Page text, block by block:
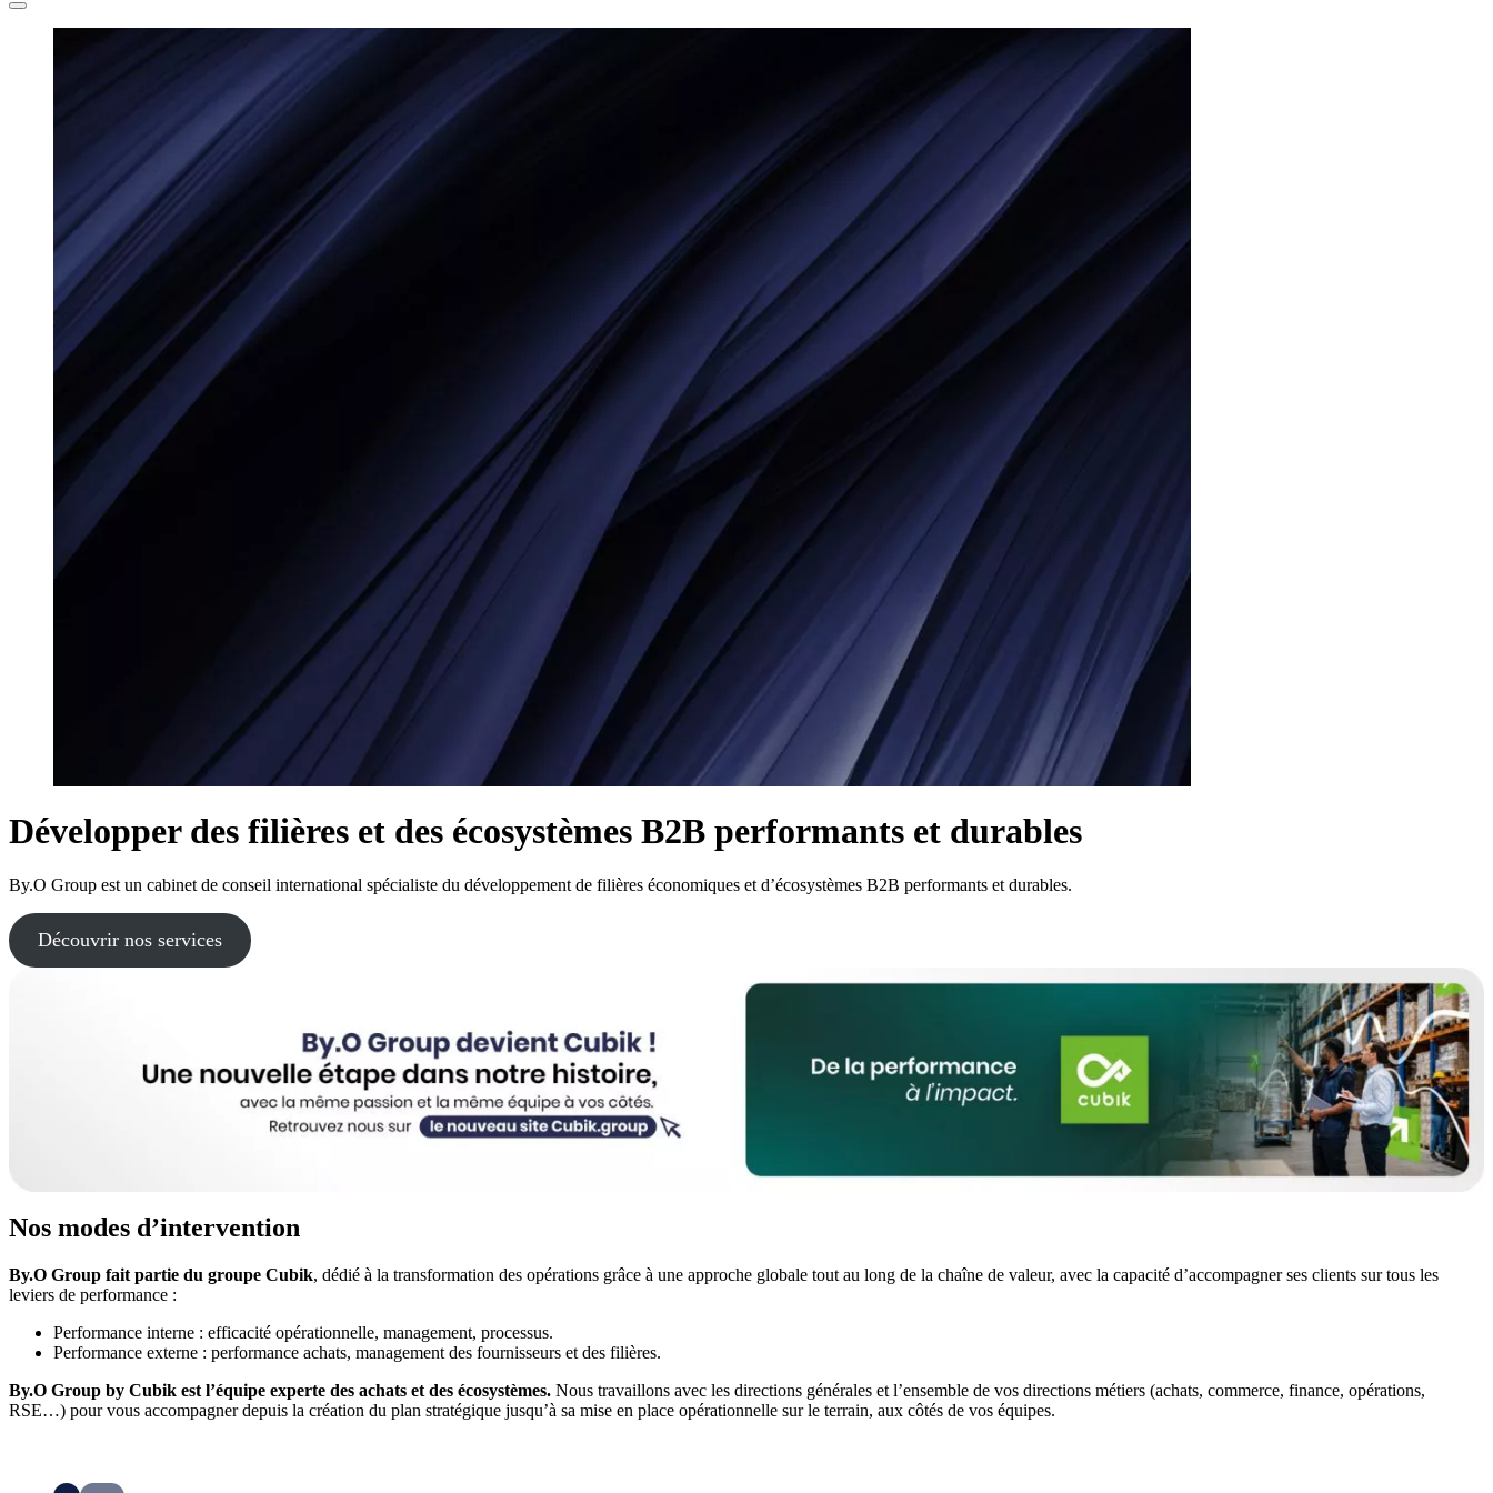
Développer des filières et des écosystèmes B2B performants et durables
By.O Group est un cabinet de conseil international spécialiste du développement de filières économiques et d’écosystèmes B2B performants et durables.
Découvrir nos services
Nos modes d’intervention
By.O Group fait partie du groupe Cubik, dédié à la transformation des opérations grâce à une approche globale tout au long de la chaîne de valeur, avec la capacité d’accompagner ses clients sur tous les
leviers de performance :
Performance interne : efficacité opérationnelle, management, processus.
Performance externe : performance achats, management des fournisseurs et des filières.
By.O Group by Cubik est l’équipe experte des achats et des écosystèmes. Nous travaillons avec les directions générales et l’ensemble de vos directions métiers (achats, commerce, finance, opérations,
RSE…) pour vous accompagner depuis la création du plan stratégique jusqu’à sa mise en place opérationnelle sur le terrain, aux côtés de vos équipes.